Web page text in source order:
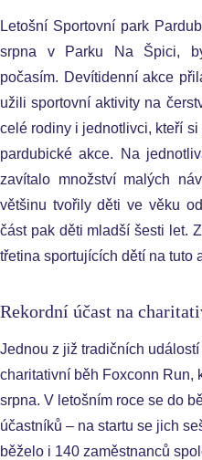
Letošní Sportovní park
srpna v Parku Na Špici,
počasím. Devítidenní akce
užili sportovní aktivity na
celé rodiny i jednotlivci, kteří
pardubické akce. Na
zavítalo množství malých
většinu tvořily děti ve věku
část pak děti mladší šesti let.
třetina sportujících dětí na tuto
Rekordní účast na
Jednou z již tradičních
charitativní běh Foxconn Run,
srpna. V letošním roce se do
účastníků – na startu se jich
běželo i 140 zaměstnanců